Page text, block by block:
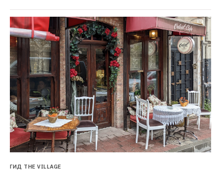
ГИД THE VILLAGE